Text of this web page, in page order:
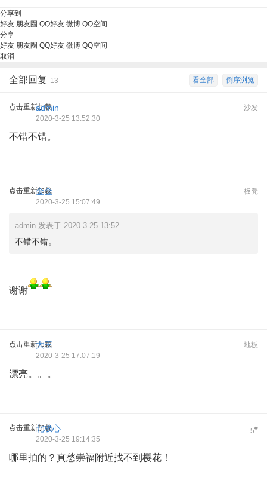
分享到
好友 朋友圈 QQ好友 微博 QQ空间
分享
好友 朋友圈 QQ好友 微博 QQ空间
取消
倒序浏览
看全部
全部回复 13
点击重新加载 沙发
admin
2020-3-25 13:52:30
不错不错。
点击重新加载 板凳
金金
2020-3-25 15:07:49
admin 发表于 2020-3-25 13:52
不错不错。
谢谢
点击重新加载 地板
大王
2020-3-25 17:07:19
漂亮。。。
点击重新加载 5#
北极心
2020-3-25 19:14:35
哪里拍的？真愁崇福附近找不到樱花！